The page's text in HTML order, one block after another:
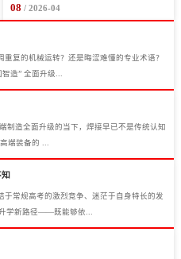
08 / 2026-04
复的机械运转？还是晦涩难懂的专业术语？
造” 全面升级...
制造全面升级的当下，焊接早已不是传统认知
端装备的 ...
常规高考的激烈竞争、迷茫于自身特长的发
学新路径——既能够依...